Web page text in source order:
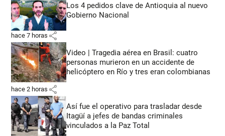
Los 4 pedidos clave de Antioquia al nuevo
Gobierno Nacional
hace 7 horas share
Video | Tragedia aérea en Brasil: cuatro
personas murieron en un accidente de
helicóptero en Río y tres eran colombianas
hace 2 horas share
Así fue el operativo para trasladar desde
Itagüí a jefes de bandas criminales
vinculados a la Paz Total